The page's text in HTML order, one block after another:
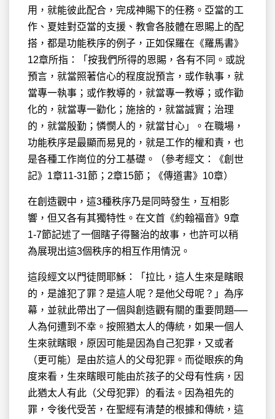
用，就能彼此配合，完成神賜下的任務。亞當的工
作、夏娃對亞當的支援、教會各肢體在恩賜上的配
搭，都是功能秩序的例子，正如保羅在《羅馬書》
12章所指：「按我們所得的恩賜，各有不同。或說
預言，就當照著信心的程度說預言，或作執事，就
當專一執事；或作教導的，就當專一教導；或作勸
化的，就當專一勸化；施捨的，就當誠實；治理
的，就當殷勤；憐憫人的，就當甘心」。在職場，
功能秩序是最顯而易見的，就是工作的權和責，也
是各種工作崗位的分工基礎。（參考經文：《創世
記》1章11-31節；2章15節；《傳道書》10章）
在創造觀中，這3種秩序乃是同時發生，互相影
響，但又各有其獨特性。在文首《約翰福音》9章
1-7節記述了一個瞎子得醫治的故事，也許可以稍
為展現出這3個秩序的相互作用情況。
這段經文以門徒問耶穌：「拉比，這人生來是瞎眼
的，是誰犯了罪？是這人呢？是他父母呢？」為序
幕，並就此帶出了一個與創造觀有關的重要問題──
人為何遭到不幸。按照猶太人的傳統，如果一個人
生來就瞎眼，原因可能是因為自己犯罪，又或者
（更可能）是由於這人的父母犯罪。而從眼疾的角
度來看，生來瞎眼可能由於孩子的父母有性病，因
此猶太人有此（父母犯罪）的看法。因為祖先的
罪，令後代受苦，在聖經有清楚的根據和傳統，這